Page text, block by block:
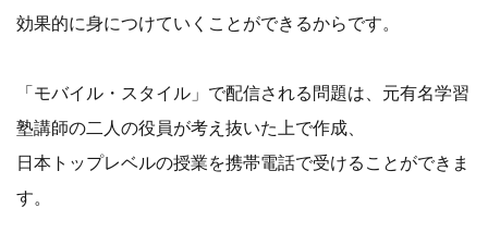
効果的に身につけていくことができるからです。
「モバイル・スタイル」で配信される問題は、元有名学習
塾講師の二人の役員が考え抜いた上で作成、
日本トップレベルの授業を携帯電話で受けることができま
す。